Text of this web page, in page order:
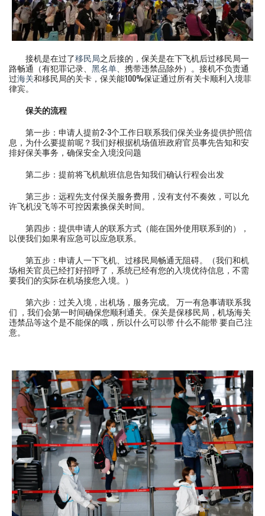
接机是在过了移民局之后接的，保关是在下飞机后过移民局一
路畅通（有犯罪记录、 黑名单 、携带违禁品除外）。接机不负责通
过海关和移民局的关卡，保关能100%保证通过所有关卡顺利入境菲
律宾。
保关的流程
第一步：申请人提前2-3个工作日联系我们保关业务提供护照信
息，为什么要提前呢？我们好根据机场值班政府官员事先告知和安
排好保关事务，确保安全入境没问题
第二步：提前将飞机航班信息告知我们确认行程会出发
第三步：远程先支付保关服务费用，没有支付不奏效，可以允
许飞机没飞等不可控因素换保关时间。
第四步：提供申请人的联系方式（能在国外使用联系到的），
以便我们如果有应急可以应急联系。
第五步：申请人一下飞机、过移民局畅通无阻碍。（我们和机
场相关官员已经打好招呼了，系统已经有您的入境优待信息，不需
要我们的实际在机场接您入境。）
第六步：过关入境，出机场，服务完成。 万一有急事请联系我
们 ，我们会第一时间确保您顺利通关。保关是保移民局，机场海关
违禁品等这个是不能保的哦，所以什么可以带 什么不能带 要自己注
意。